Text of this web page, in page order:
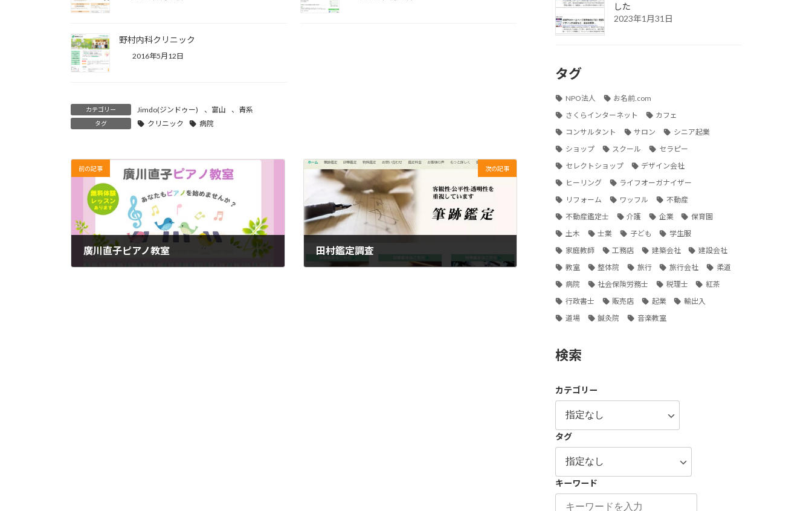
野村内科クリニック
2016年5月12日
カテゴリー Jimdo(ジンドゥー) 、 富山 、 青系
タグ クリニック 病院
前の記事
廣川直子ピアノ教室
次の記事
田村鑑定調査
した
2023年1月31日
タグ
NPO法人
お名前.com
さくらインターネット
カフェ
コンサルタント
サロン
シニア起業
ショップ
スクール
セラピー
セレクトショップ
デザイン会社
ヒーリング
ライフオーガナイザー
リフォーム
ワッフル
不動産
不動産鑑定士
介護 企業
保育園
土木
士業 子ども
学生服
家庭教師
工務店 建築会社
建設会社
教室
整体院 旅行 旅行会社
柔道
病院
社会保険労務士 税理士
紅茶
行政書士
販売店 起業
輸出入
道場
鍼灸院 音楽教室
検索
カテゴリー
タグ
キーワード